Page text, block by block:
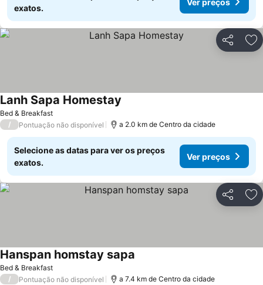
exatos.
Partilhar
Bed & Breakfast
Lanh Sapa Homestay
/ Pontuação não disponível a 2.0 km de Centro da cidade
Selecione as datas para ver os preços
exatos.
Ver preços
Partilhar
Bed & Breakfast
Hanspan homstay sapa
/ Pontuação não disponível a 7.4 km de Centro da cidade